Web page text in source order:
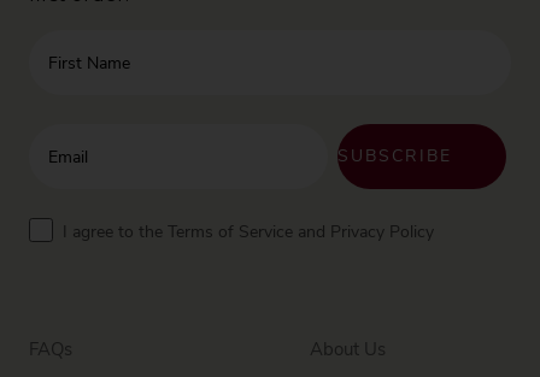
SUBSCRIBE
TermsI agree to the Terms of Service and Privacy Policy
FAQs
About Us